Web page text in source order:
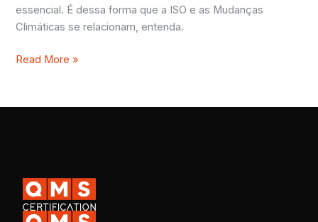
essencial. É dessa forma que a ISO e as Mudanças
Climáticas se relacionam, entenda.
Read More »